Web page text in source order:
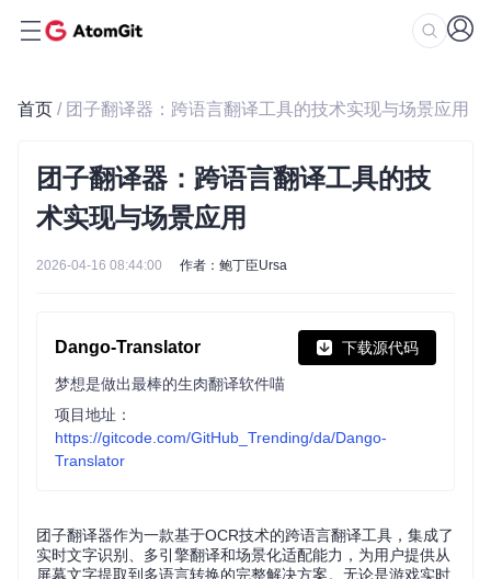
首页 / 团子翻译器：跨语言翻译工具的技术实现与场景应用
团子翻译器：跨语言翻译工具的技
术实现与场景应用
2026-04-16 08:44:00 作者：鲍丁臣Ursa
Dango-Translator 下载源代码
梦想是做出最棒的生肉翻译软件喵
项目地址：
https://gitcode.com/GitHub_Trending/da/Dango-
Translator
团子翻译器作为一款基于OCR技术的跨语言翻译工具，集成了
实时文字识别、多引擎翻译和场景化适配能力，为用户提供从
屏幕文字提取到多语言转换的完整解决方案。无论是游戏实时